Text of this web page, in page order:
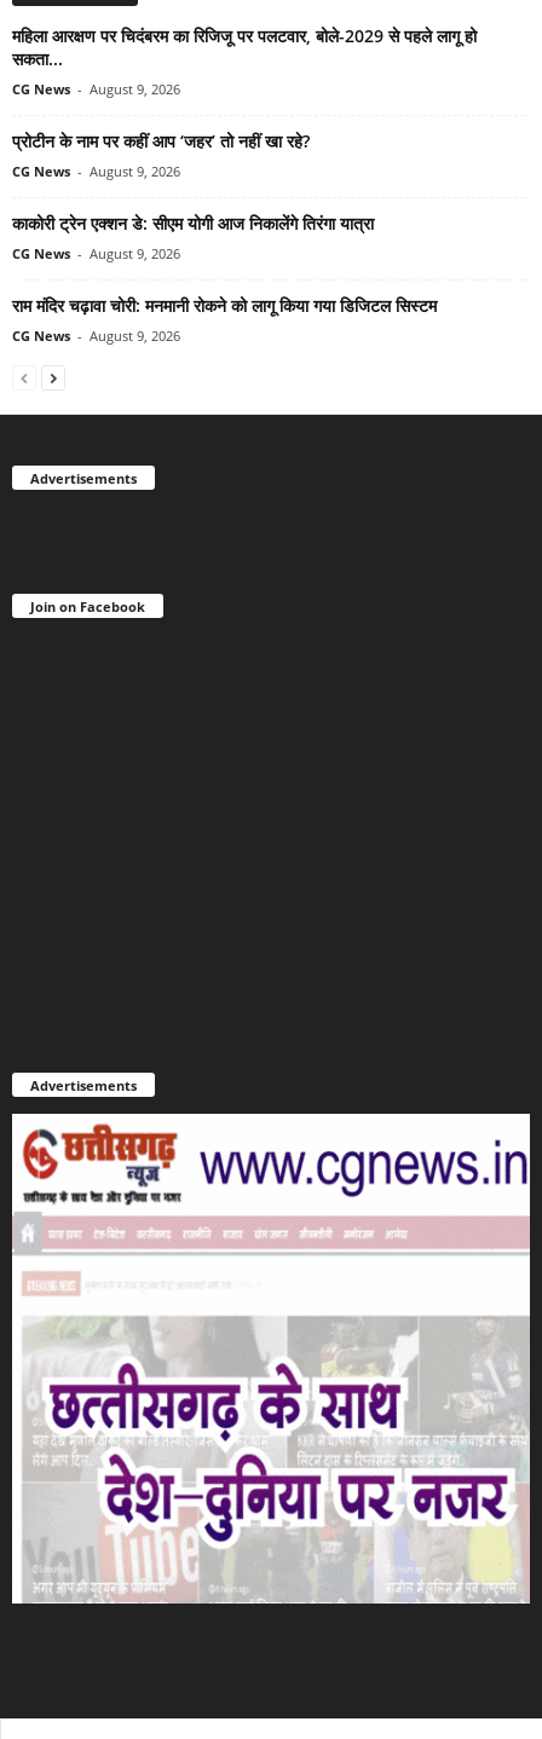
महिला आरक्षण पर चिदंबरम का रिजिजू पर पलटवार, बोले-2029 से पहले लागू हो
सकता...
CG News - August 9, 2026
प्रोटीन के नाम पर कहीं आप ‘जहर’ तो नहीं खा रहे?
CG News - August 9, 2026
काकोरी ट्रेन एक्शन डे: सीएम योगी आज निकालेंगे तिरंगा यात्रा
CG News - August 9, 2026
राम मंदिर चढ़ावा चोरी: मनमानी रोकने को लागू किया गया डिजिटल सिस्टम
CG News - August 9, 2026
Advertisements
Join on Facebook
Advertisements